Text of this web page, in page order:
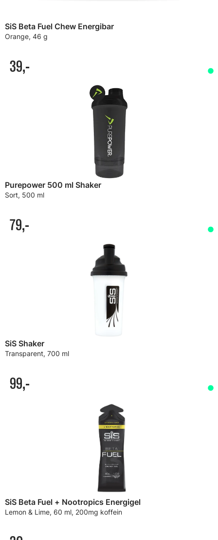
SiS Beta Fuel Chew Energibar
Orange, 46 g
39,-
Purepower 500 ml Shaker
Sort, 500 ml
79,-
SiS Shaker
Transparent, 700 ml
99,-
SiS Beta Fuel + Nootropics Energigel
Lemon & Lime, 60 ml, 200mg koffein